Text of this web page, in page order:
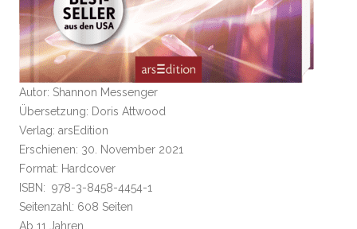
Autor: Shannon Messenger
Übersetzung: Doris Attwood
Verlag: arsEdition
Erschienen: 30. November 2021
Format: Hardcover
ISBN: 978-3-8458-4454-1
Seitenzahl: 608 Seiten
Ab 11 Jahren